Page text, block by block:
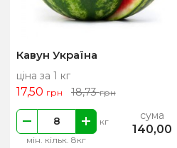
Кавун Україна
ціна за 1 кг
17,50 грн 18,73грн
мін. кільк. 8кг
кг сума
140,00